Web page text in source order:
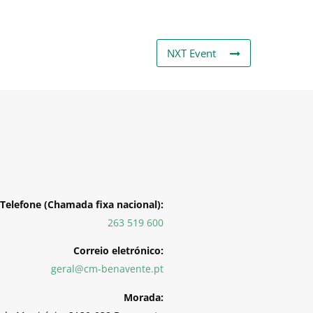
NXT Event
Telefone (Chamada fixa nacional):
263 519 600
Correio eletrónico:
geral@cm-benavente.pt
Morada: